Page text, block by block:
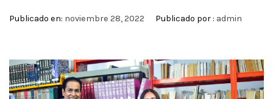
Publicado en: noviembre 28, 2022 Publicado por : admin